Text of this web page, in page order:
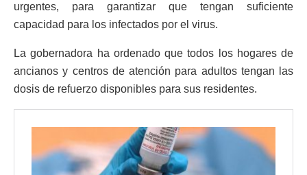
urgentes, para garantizar que tengan suficiente
capacidad para los infectados por el virus.
La gobernadora ha ordenado que todos los hogares de
ancianos y centros de atención para adultos tengan las
dosis de refuerzo disponibles para sus residentes.